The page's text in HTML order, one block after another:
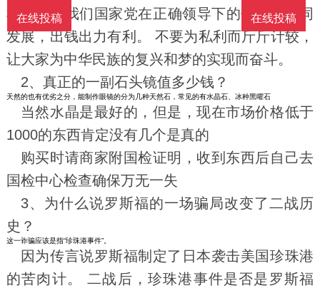
机，发挥我们国家党在正确领导下的优势，共同
发展，出钱出力有利。 不要为私利而斤斤计较，
让大家为中华民族的复兴和梦的实现而奋斗。
2、 真正的一副石头镜值多少钱？
天然的也有优劣之分，能制作眼镜的分为几种天然石，常见的有水晶石、冰种黑曜石
当然水晶是最好的，但是，现在市场价格低于
1000的东西肯定没有几个是真的
购买时请商家附国检证明，收到东西后自己去
国检中心检查确保万无一失
3、 为什么说罗斯福的一场骗局改变了二战历
史？
这一诈骗应该是指“珍珠港事件”。
因为传言说罗斯福制定了日本袭击美国珍珠港
的苦肉计。 二战后，珍珠港事件是否是罗斯福
在线投稿
在线投稿